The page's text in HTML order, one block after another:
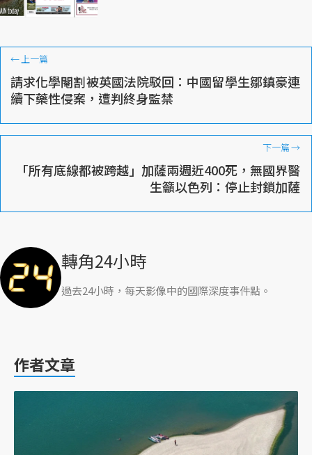
←上一篇
請求化學閹割被英國法院駁回：中國留學生鄒鎮豪連
續下藥性侵案，遭判終身監禁
下一篇→
「所有底線都被跨越」加薩兩週近400死，無國界醫
生籲以色列：停止封鎖加薩
轉角24小時
過去24小時，每天影像中的國際深度事件點。
作者文章